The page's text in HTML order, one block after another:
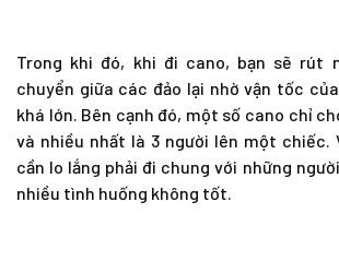
Trong khi đó, khi đi cano, bạn sẽ rút
chuyển giữa các đảo lại nhờ vận tốc
khá lớn. Bên cạnh đó, một số cano chỉ
và nhiều nhất là 3 người lên một chiếc.
cần lo lắng phải đi chung với những
nhiều tình huống không tốt.